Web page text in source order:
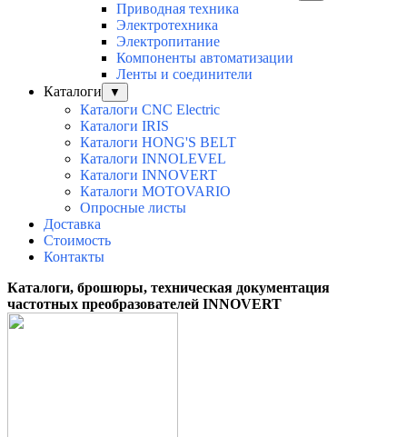
Приводная техника
Электротехника
Электропитание
Компоненты автоматизации
Ленты и соединители
Каталоги
▼
Каталоги CNC Electric
Каталоги IRIS
Каталоги HONG'S BELT
Каталоги INNOLEVEL
Каталоги INNOVERT
Каталоги MOTOVARIO
Опросные листы
Доставка
Стоимость
Контакты
Каталоги, брошюры, техническая документация
частотных преобразователей INNOVERT